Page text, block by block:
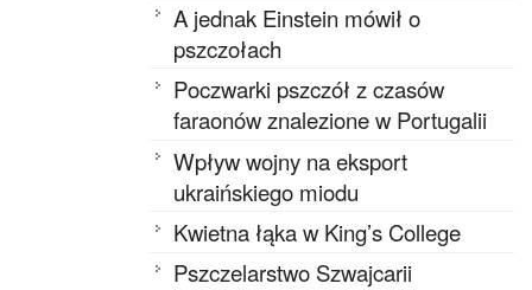
A jednak Einstein mówił o
pszczołach
Poczwarki pszczół z czasów
faraonów znalezione w Portugalii
Wpływ wojny na eksport
ukraińskiego miodu
Kwietna łąka w King’s College
Pszczelarstwo Szwajcarii